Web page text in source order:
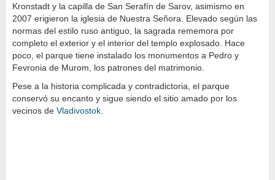
Kronstadt y la capilla de San Serafín de Sarov, asimismo en
2007 erigieron la iglesia de Nuestra Señora. Elevado según las
normas del estilo ruso antiguo, la sagrada rememora por
completo el exterior y el interior del templo explosado. Hace
poco, el parque tiene instalado los monumentos a Pedro y
Fevronia de Murom, los patrones del matrimonio.
Pese a la historia complicada y contradictoria, el parque
conservó su encanto y sigue siendo el sitio amado por los
vecinos de Vladivostok